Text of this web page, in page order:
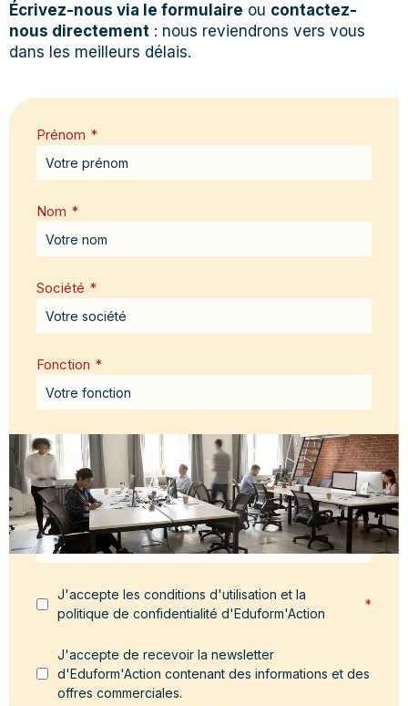
Écrivez-nous via le formulaire ou contactez-
nous directement : nous reviendrons vers vous
dans les meilleurs délais.
Prénom *
Nom *
Société *
Fonction *
Email
Message
J'accepte les conditions d'utilisation et la
politique de confidentialité d'Eduform'Action
*
J'accepte de recevoir la newsletter
d'Eduform'Action contenant des informations et des
offres commerciales.